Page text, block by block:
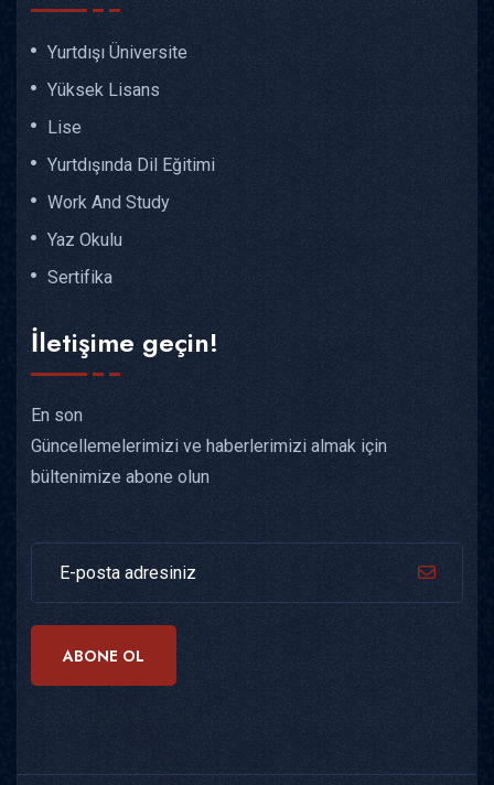
Yurtdışı Üniversite
Yüksek Lisans
Lise
Yurtdışında Dil Eğitimi
Work And Study
Yaz Okulu
Sertifika
İletişime geçin!
En son
Güncellemelerimizi ve haberlerimizi almak için
bültenimize abone olun
ABONE OL